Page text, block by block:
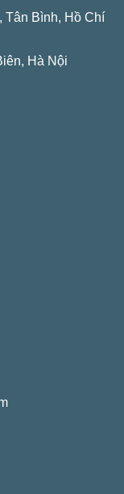
Tân Bình, Hồ Chí
Hà Nội